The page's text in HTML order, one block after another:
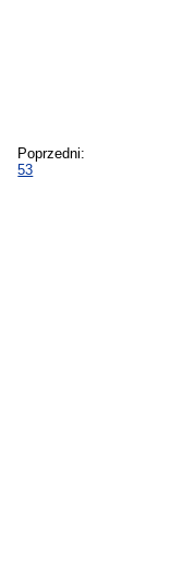
Poprzedni:
53